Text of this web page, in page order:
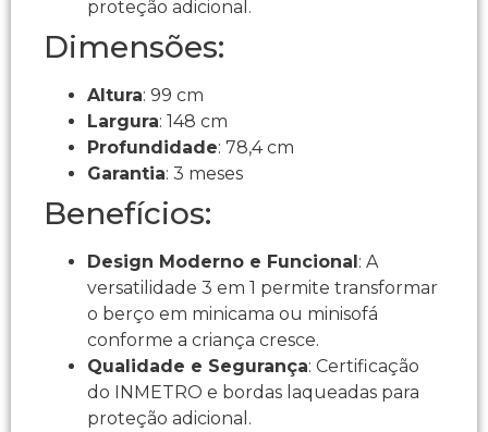
proteção adicional.
Dimensões:
Altura: 99 cm
Largura: 148 cm
Profundidade: 78,4 cm
Garantia: 3 meses
Benefícios:
Design Moderno e Funcional: A
versatilidade 3 em 1 permite transformar
o berço em minicama ou minisofá
conforme a criança cresce.
Qualidade e Segurança: Certificação
do INMETRO e bordas laqueadas para
proteção adicional.